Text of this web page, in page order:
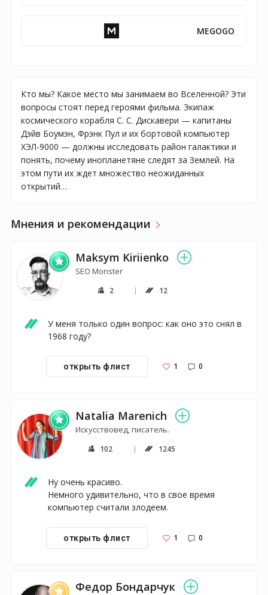
MEGOGO
Кто мы? Какое место мы занимаем во Вселенной? Эти
вопросы стоят перед героями фильма. Экипаж
космического корабля С. С. Дискавери — капитаны
Дэйв Боумэн, Фрэнк Пул и их бортовой компьютер
ХЭЛ-9000 — должны исследовать район галактики и
понять, почему инопланетяне следят за Землей. На
этом пути их ждет множество неожиданных
открытий…
Мнения и рекомендации
Maksym Kiriienko
SEO Monster
2 12
У меня только один вопрос: как оно это снял в
1968 году?
открыть флист 1 0
Natalia Marenich
Искусствовед, писатель.
102 1245
Ну очень красиво.
Немного удивительно, что в свое время
компьютер считали злодеем.
открыть флист 1 0
Федор Бондарчук